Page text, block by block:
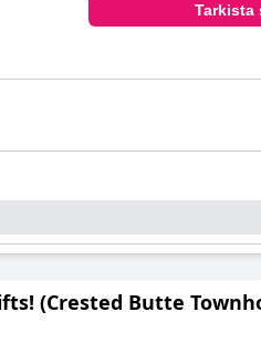
Tarkista
(Crested Butte